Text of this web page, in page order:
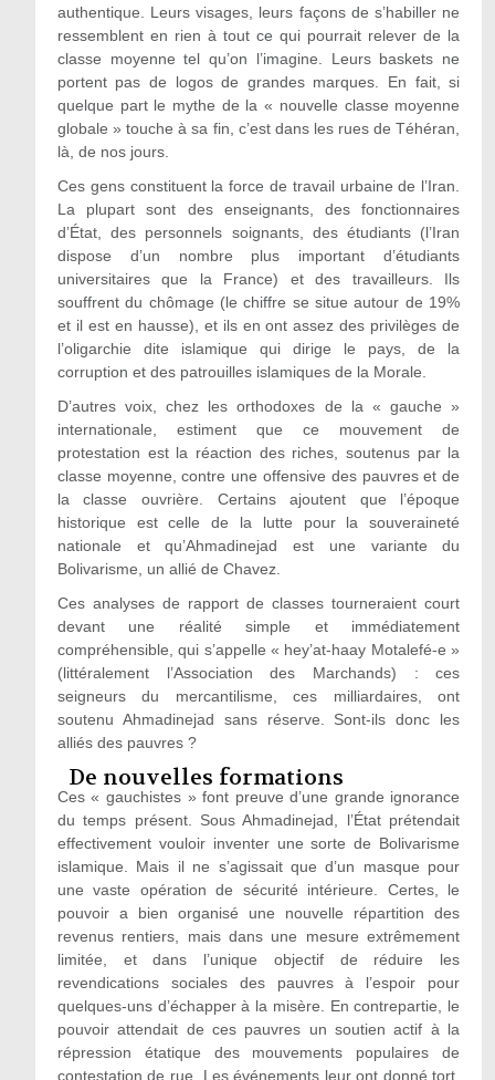
authentique. Leurs visages, leurs façons de s’habiller ne
ressemblent en rien à tout ce qui pourrait relever de la
classe moyenne tel qu’on l’imagine. Leurs baskets ne
portent pas de logos de grandes marques. En fait, si
quelque part le mythe de la « nouvelle classe moyenne
globale » touche à sa fin, c’est dans les rues de Téhéran,
là, de nos jours.
Ces gens constituent la force de travail urbaine de l’Iran.
La plupart sont des enseignants, des fonctionnaires
d’État, des personnels soignants, des étudiants (l’Iran
dispose d’un nombre plus important d’étudiants
universitaires que la France) et des travailleurs. Ils
souffrent du chômage (le chiffre se situe autour de 19%
et il est en hausse), et ils en ont assez des privilèges de
l’oligarchie dite islamique qui dirige le pays, de la
corruption et des patrouilles islamiques de la Morale.
D’autres voix, chez les orthodoxes de la « gauche »
internationale, estiment que ce mouvement de
protestation est la réaction des riches, soutenus par la
classe moyenne, contre une offensive des pauvres et de
la classe ouvrière. Certains ajoutent que l’époque
historique est celle de la lutte pour la souveraineté
nationale et qu’Ahmadinejad est une variante du
Bolivarisme, un allié de Chavez.
Ces analyses de rapport de classes tourneraient court
devant une réalité simple et immédiatement
compréhensible, qui s’appelle « hey’at-haay Motalefé-e »
(littéralement l’Association des Marchands) : ces
seigneurs du mercantilisme, ces milliardaires, ont
soutenu Ahmadinejad sans réserve. Sont-ils donc les
alliés des pauvres ?
De nouvelles formations
Ces « gauchistes » font preuve d’une grande ignorance
du temps présent. Sous Ahmadinejad, l’État prétendait
effectivement vouloir inventer une sorte de Bolivarisme
islamique. Mais il ne s’agissait que d’un masque pour
une vaste opération de sécurité intérieure. Certes, le
pouvoir a bien organisé une nouvelle répartition des
revenus rentiers, mais dans une mesure extrêmement
limitée, et dans l’unique objectif de réduire les
revendications sociales des pauvres à l’espoir pour
quelques-uns d’échapper à la misère. En contrepartie, le
pouvoir attendait de ces pauvres un soutien actif à la
répression étatique des mouvements populaires de
contestation de rue. Les événements leur ont donné tort.